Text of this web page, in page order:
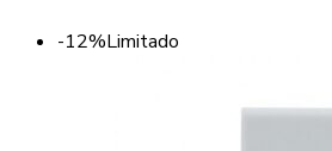
-12%Limitado